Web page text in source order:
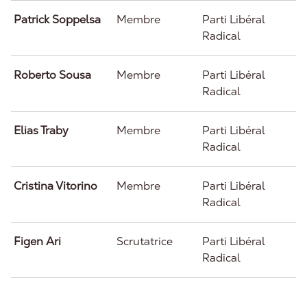
Patrick Soppelsa Membre
Parti Libéral
Radical
Roberto Sousa Membre
Parti Libéral
Radical
Elias Traby Membre
Parti Libéral
Radical
Cristina Vitorino Membre
Parti Libéral
Radical
Figen Ari Scrutatrice
Parti Libéral
Radical